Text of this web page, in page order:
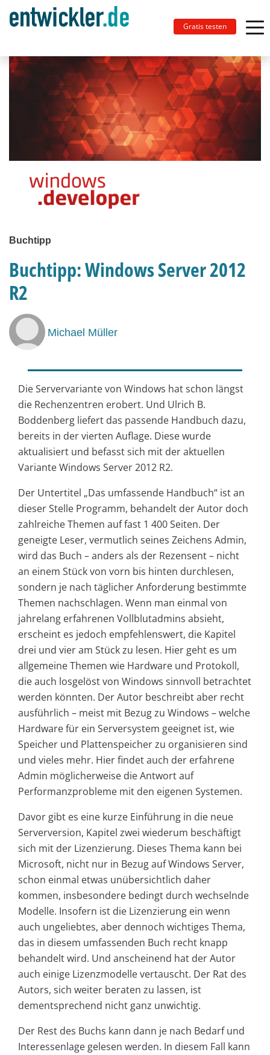
Gratis testen
Buchtipp
Buchtipp: Windows Server 2012
R2
Michael Müller
Die Servervariante von Windows hat schon längst
die Rechenzentren erobert. Und Ulrich B.
Boddenberg liefert das passende Handbuch dazu,
bereits in der vierten Auflage. Diese wurde
aktualisiert und befasst sich mit der aktuellen
Variante Windows Server 2012 R2.
Der Untertitel „Das umfassende Handbuch“ ist an
dieser Stelle Programm, behandelt der Autor doch
zahlreiche Themen auf fast 1 400 Seiten. Der
geneigte Leser, vermutlich seines Zeichens Admin,
wird das Buch – anders als der Rezensent – nicht
an einem Stück von vorn bis hinten durchlesen,
sondern je nach täglicher Anforderung bestimmte
Themen nachschlagen. Wenn man einmal von
jahrelang erfahrenen Vollblutadmins absieht,
erscheint es jedoch empfehlenswert, die Kapitel
drei und vier am Stück zu lesen. Hier geht es um
allgemeine Themen wie Hardware und Protokoll,
die auch losgelöst von Windows sinnvoll betrachtet
werden könnten. Der Autor beschreibt aber recht
ausführlich – meist mit Bezug zu Windows – welche
Hardware für ein Serversystem geeignet ist, wie
Speicher und Plattenspeicher zu organisieren sind
und vieles mehr. Hier findet auch der erfahrene
Admin möglicherweise die Antwort auf
Performanzprobleme mit den eigenen Systemen.
Davor gibt es eine kurze Einführung in die neue
Serverversion, Kapitel zwei wiederum beschäftigt
sich mit der Lizenzierung. Dieses Thema kann bei
Microsoft, nicht nur in Bezug auf Windows Server,
schon einmal etwas unübersichtlich daher
kommen, insbesondere bedingt durch wechselnde
Modelle. Insofern ist die Lizenzierung ein wenn
auch ungeliebtes, aber dennoch wichtiges Thema,
das in diesem umfassenden Buch recht knapp
behandelt wird. Und anscheinend hat der Autor
auch einige Lizenzmodelle vertauscht. Der Rat des
Autors, sich weiter beraten zu lassen, ist
dementsprechend nicht ganz unwichtig.
Der Rest des Buchs kann dann je nach Bedarf und
Interessenlage gelesen werden. In diesem Fall kann